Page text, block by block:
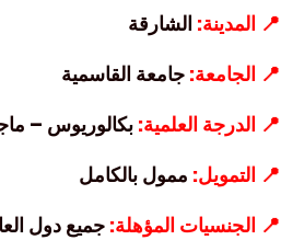
📍 المدينة: الشارقة
📍 الجامعة: جامعة القاسمية
📍 الدرجة العلمية: بكالوريوس –
📍 التمويل: ممول بالكامل
📍 الجنسيات المؤهلة:جميع دول